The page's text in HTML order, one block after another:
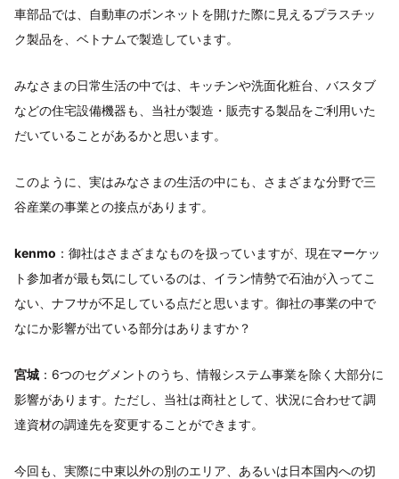
車部品では、自動車のボンネットを開けた際に見えるプラスチッ
ク製品を、ベトナムで製造しています。
みなさまの日常生活の中では、キッチンや洗面化粧台、バスタブ
などの住宅設備機器も、当社が製造・販売する製品をご利用いた
だいていることがあるかと思います。
このように、実はみなさまの生活の中にも、さまざまな分野で三
谷産業の事業との接点があります。
kenmo ：御社はさまざまなものを扱っていますが、現在マーケッ
ト参加者が最も気にしているのは、イラン情勢で石油が入ってこ
ない、ナフサが不足している点だと思います。御社の事業の中で
なにか影響が出ている部分はありますか？
宮城 ：6つのセグメントのうち、情報システム事業を除く大部分に
影響があります。ただし、当社は商社として、状況に合わせて調
達資材の調達先を変更することができます。
今回も、実際に中東以外の別のエリア、あるいは日本国内への切